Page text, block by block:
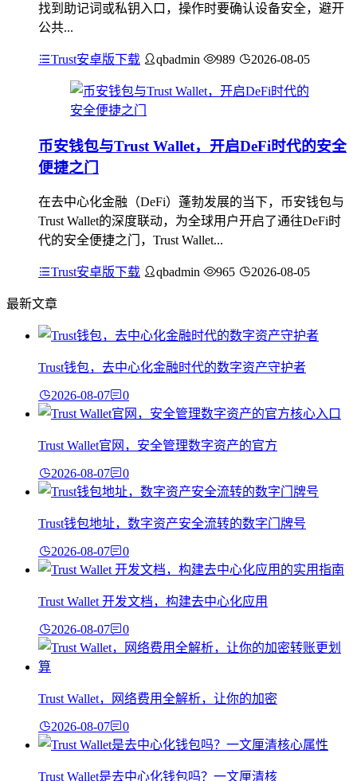
找到助记词或私钥入口，操作时要确认设备安全，避开
公共...
Trust安卓版下载 qbadmin 989 2026-08-05
币安钱包与Trust Wallet，开启DeFi时代的安全
便捷之门
在去中心化金融（DeFi）蓬勃发展的当下，币安钱包与
Trust Wallet的深度联动，为全球用户开启了通往DeFi时
代的安全便捷之门，Trust Wallet...
Trust安卓版下载 qbadmin 965 2026-08-05
最新文章
Trust钱包，去中心化金融时代的数字资产守护者
2026-08-07 0
Trust Wallet官网，安全管理数字资产的官方
2026-08-07 0
Trust钱包地址，数字资产安全流转的数字门牌号
2026-08-07 0
Trust Wallet 开发文档，构建去中心化应用
2026-08-07 0
Trust Wallet，网络费用全解析，让你的加密
2026-08-07 0
Trust Wallet是去中心化钱包吗？一文厘清核